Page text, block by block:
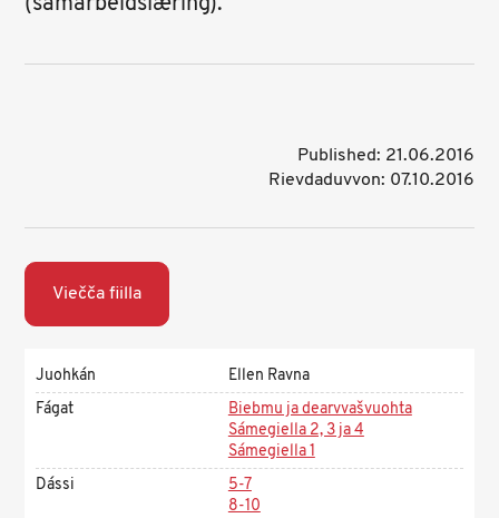
Published: 21.06.2016
Rievdaduvvon: 07.10.2016
Viečča fiilla
Juohkán
Ellen Ravna
Fágat
Biebmu ja dearvvašvuohta
Sámegiella 2, 3 ja 4
Sámegiella 1
Dássi
5-7
8-10